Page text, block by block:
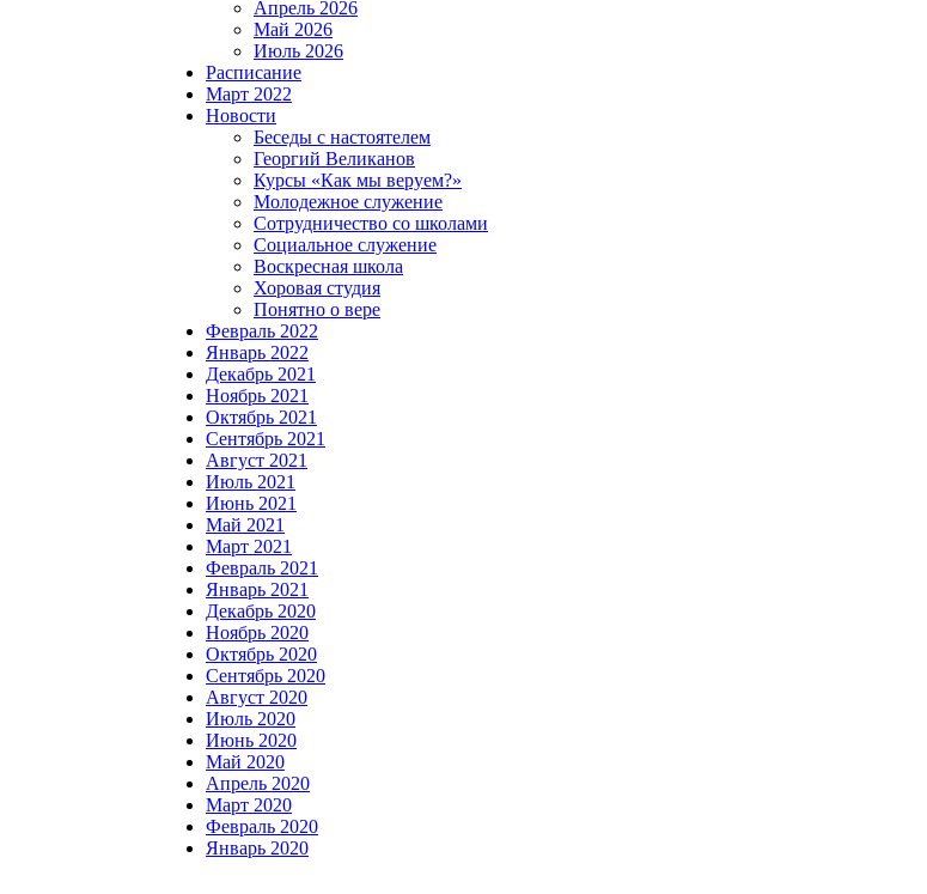
Апрель 2026
Май 2026
Июль 2026
Расписание
Март 2022
Новости
Беседы с настоятелем
Георгий Великанов
Курсы «Как мы веруем?»
Молодежное служение
Сотрудничество со школами
Социальное служение
Воскресная школа
Хоровая студия
Понятно о вере
Февраль 2022
Январь 2022
Декабрь 2021
Ноябрь 2021
Октябрь 2021
Сентябрь 2021
Август 2021
Июль 2021
Июнь 2021
Май 2021
Март 2021
Февраль 2021
Январь 2021
Декабрь 2020
Ноябрь 2020
Октябрь 2020
Сентябрь 2020
Август 2020
Июль 2020
Июнь 2020
Май 2020
Апрель 2020
Март 2020
Февраль 2020
Январь 2020